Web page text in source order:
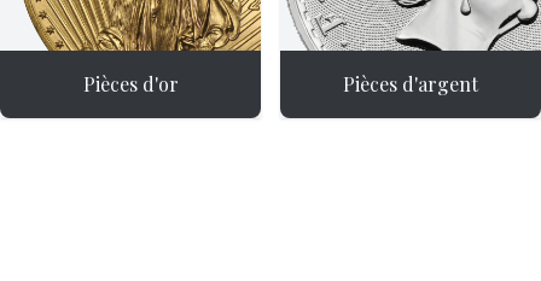
Pièces d'or Pièces d'argent